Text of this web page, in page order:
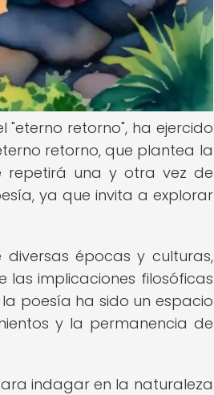
"eterno retorno", ha ejercido
retorno, que plantea la
repetirá una y otra vez de
ya que invita a explorar
épocas y culturas,
implicaciones filosóficas
poesía ha sido un espacio
y la permanencia de
indagar en la naturaleza